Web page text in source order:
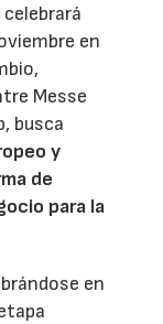
en
Messe
busca
y
de
para la
en